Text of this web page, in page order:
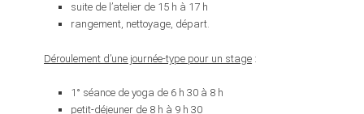
suite de l’atelier de 15 h à 17 h
rangement, nettoyage, départ.
Déroulement d’une journée-type pour un stage :
1° séance de yoga de 6 h 30 à 8 h
petit-déjeuner de 8 h à 9 h 30